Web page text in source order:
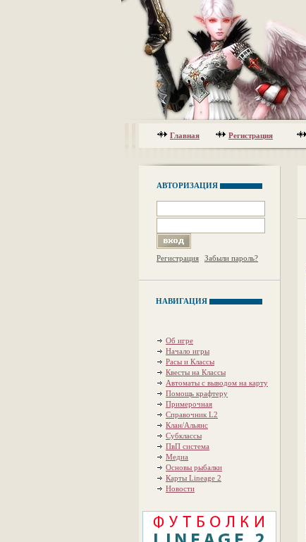
Главная Регистрация
АВТОРИЗАЦИЯ
Регистрация Забыли пароль?
НАВИГАЦИЯ
Об игре
Начало игры
Расы и Классы
Квесты на Классы
Автоматы с выводом на карту
Помощь крафтеру
Примерочная
Справочник L2
Клан/Альянс
Субклассы
ПвП система
Медиа
Основы рыбалки
Карты Lineage 2
Новости